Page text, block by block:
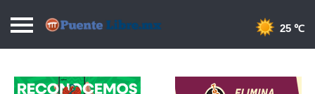
Puentelibre.mx
Local
25 ℃